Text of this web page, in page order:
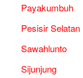
Payakumbuh
Pesisir Selatan
Sawahlunto
Sijunjung